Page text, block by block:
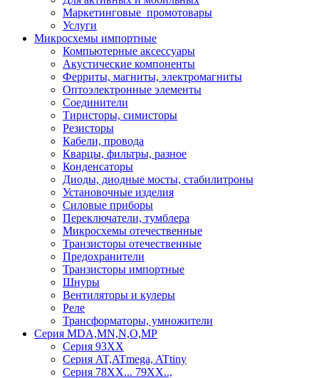
Маркетинговые_промотовары
Услуги
Микросхемы импортные
Компьютерные аксессуары
Акустические компоненты
Ферриты, магниты, электромагниты
Оптоэлектронные элементы
Соединители
Тиристоры, симисторы
Резисторы
Кабели, провода
Кварцы, фильтры, разное
Конденсаторы
Диоды, диодные мосты, стабилитроны
Установочные изделия
Силовые приборы
Переключатели, тумблера
Микросхемы отечественные
Транзисторы отечественные
Предохранители
Транзисторы импортные
Шнуры
Вентиляторы и кулеры
Реле
Трансформаторы, умножители
Серия MDA,MN,N,O,MP
Серия 93ХХ
Серия AT,ATmega, ATtiny
Серия 78ХХ... 79XX..,